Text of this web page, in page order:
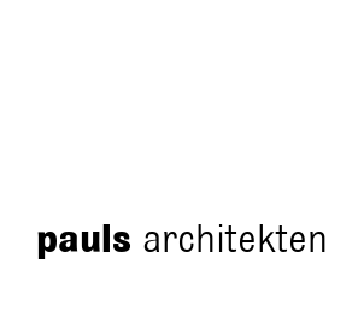
pauls architekten